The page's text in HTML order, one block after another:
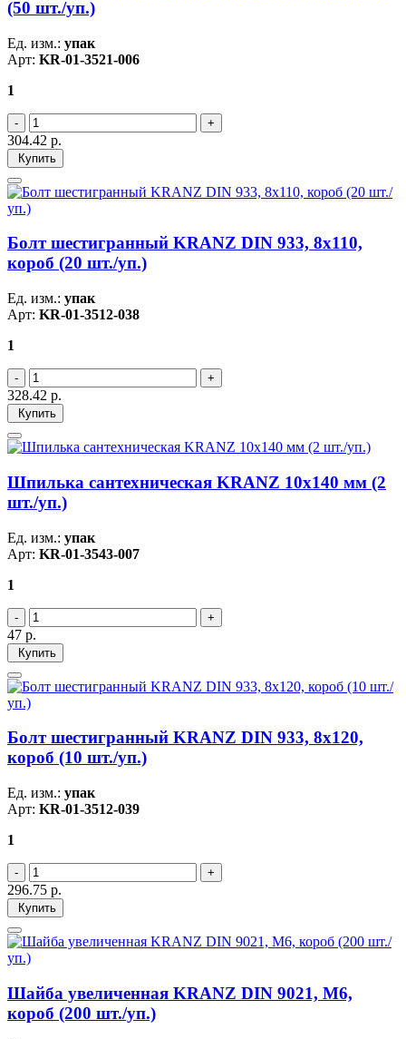
(50 шт./уп.)
Ед. изм.: упак
Арт: KR-01-3521-006
1
304.42 р.
Купить
Болт шестигранный KRANZ DIN 933, 8х110,
короб (20 шт./уп.)
Ед. изм.: упак
Арт: KR-01-3512-038
1
328.42 р.
Купить
Шпилька сантехническая KRANZ 10х140 мм (2
шт./уп.)
Ед. изм.: упак
Арт: KR-01-3543-007
1
47 р.
Купить
Болт шестигранный KRANZ DIN 933, 8х120,
короб (10 шт./уп.)
Ед. изм.: упак
Арт: KR-01-3512-039
1
296.75 р.
Купить
Шайба увеличенная KRANZ DIN 9021, M6,
короб (200 шт./уп.)